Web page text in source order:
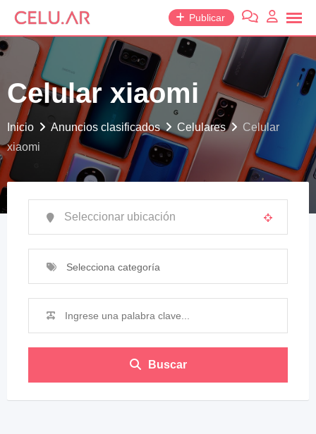
saltar
contenido
Publicar
Celular xiaomi
Inicio Anuncios clasificados Celulares
Celular
xiaomi
Selecciona categoría
Buscar